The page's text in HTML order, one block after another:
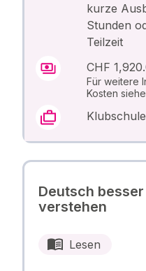
kurze
Stunden
Teilzeit
CHF
Für weitere
Kosten
Deutsch
verstehen
Lesen